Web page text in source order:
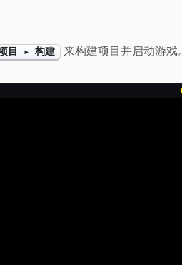
目 ▸ 构建 来构建项目并启动游戏。